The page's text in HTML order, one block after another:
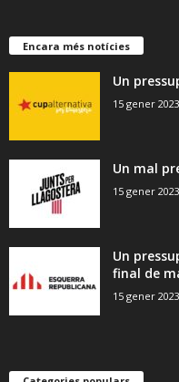
Encara més notícies
Un
15 gener 2023
Un mal
15 gener 2023
Un
final de
15 gener 2023